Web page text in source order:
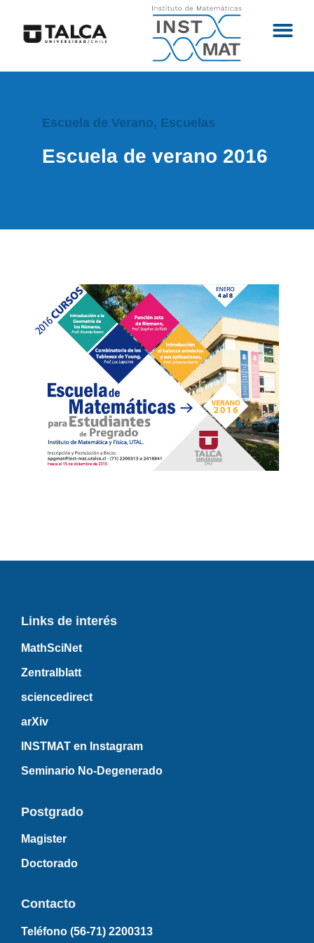
Escuela de Verano, Escuelas
Escuela de verano 2016
Links de interés
MathSciNet
Zentralblatt
sciencedirect
arXiv
INSTMAT en Instagram
Seminario No-Degenerado
Postgrado
Magister
Doctorado
Contacto
Teléfono (56-71) 2200313